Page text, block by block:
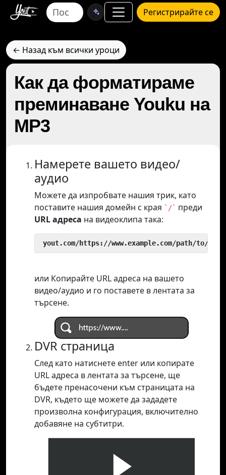
Регистрирайте се
← Назад към всички уроци
Как да форматираме
преминаване Youku на
MP3
Намерете вашето видео/
аудио
Можете да изпробвате нашия трик, като
поставите нашия домейн с края `/` преди
URL адреса на видеоклипа така:
yout.com/https://www.example.com/path/to/
или Копирайте URL адреса на вашето
видео/аудио и го поставете в лентата за
търсене.
DVR страница
След като натиснете enter или копирате
URL адреса в лентата за търсене, ще
бъдете пренасочени към страницата на
DVR, където ще можете да зададете
произволна конфигурация, включително
добавяне на субтитри.